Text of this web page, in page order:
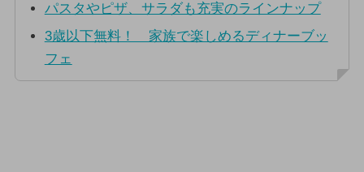
パスタやピザ、サラダも充実のラインナップ
3歳以下無料！ 家族で楽しめるディナーブッ
フェ